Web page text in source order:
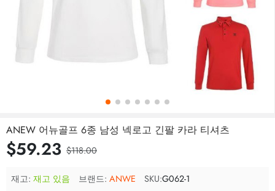
ANEW 어뉴골프 6종 남성 넥로고 긴팔 카라 티셔츠
$59.23 $118.00
재고: 재고 있음 브랜드: ANWE SKU:G062-1